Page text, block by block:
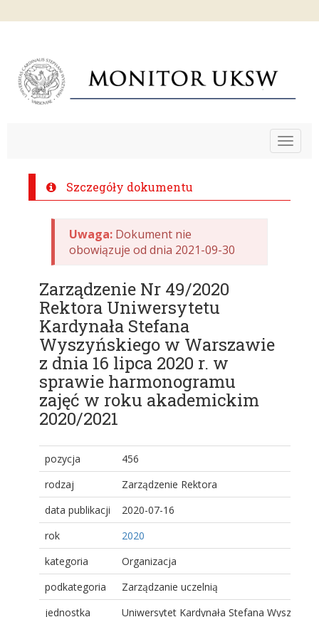
Toggle
Szczegóły dokumentu
Uwaga: Dokument nie
obowiązuje od dnia 2021-09-30
Zarządzenie Nr 49/2020
Rektora Uniwersytetu
Kardynała Stefana
Wyszyńskiego w Warszawie
z dnia 16 lipca 2020 r. w
sprawie harmonogramu
zajęć w roku akademickim
2020/2021
pozycja
456
rodzaj
Zarządzenie Rektora
data publikacji
2020-07-16
rok
2020
kategoria
Organizacja
podkategoria
Zarządzanie uczelnią
jednostka
Uniwersytet Kardynała Stefana